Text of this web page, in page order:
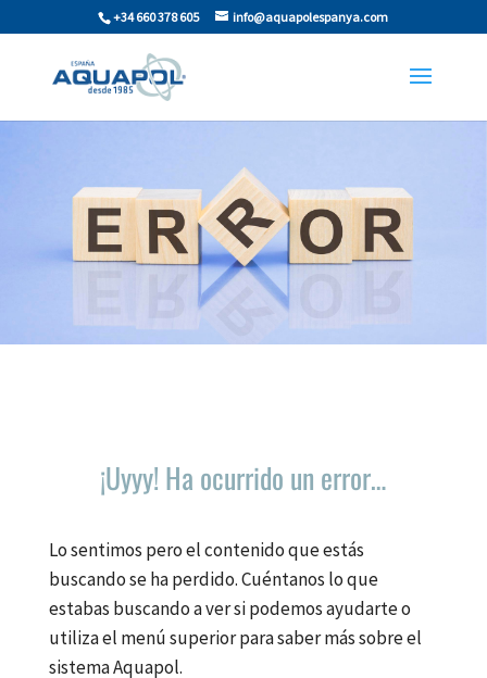
+34 660 378 605 info@aquapolespanya.com
¡Uyyy! Ha ocurrido un error…
Lo sentimos pero el contenido que estás
buscando se ha perdido. Cuéntanos lo que
estabas buscando a ver si podemos ayudarte o
utiliza el menú superior para saber más sobre el
sistema Aquapol.